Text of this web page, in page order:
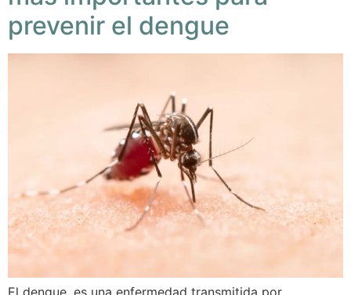
prevenir el dengue
El dengue, es una enfermedad transmitida por